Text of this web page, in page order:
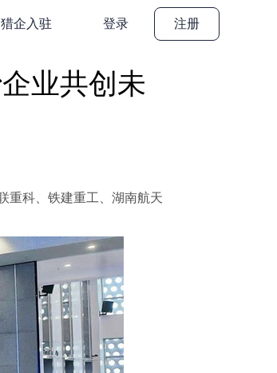
猎企入驻 登录 注册
业共创未
重科、铁建重工、湖南航天